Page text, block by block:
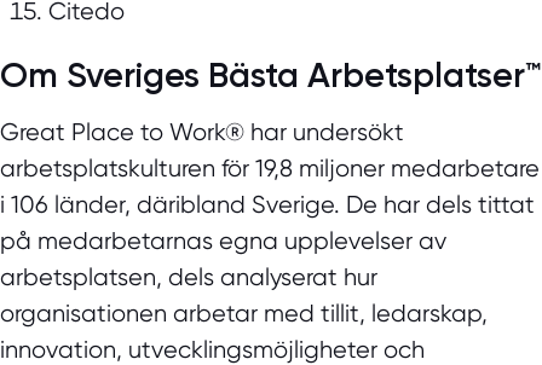
Citedo
Om Sveriges Bästa Arbetsplatser™
Great Place to Work® har undersökt
arbetsplatskulturen för 19,8 miljoner medarbetare
i 106 länder, däribland Sverige. De har dels tittat
på medarbetarnas egna upplevelser av
arbetsplatsen, dels analyserat hur
organisationen arbetar med tillit, ledarskap,
innovation, utvecklingsmöjligheter och